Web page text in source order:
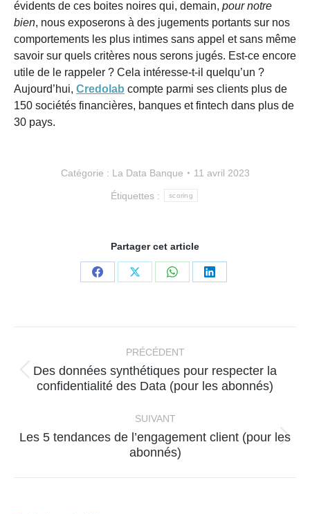
évidents de ces boites noires qui, demain, pour notre
bien, nous exposerons à des jugements portants sur nos
comportements les plus intimes sans appel et sans même
savoir sur quels critères nous serons jugés. Est-ce encore
utile de le rappeler ? Cela intéresse-t-il quelqu’un ?
Aujourd’hui, Credolab compte parmi ses clients plus de
150 sociétés financières, banques et fintech dans plus de
30 pays.
Catégorie : La Data Banque 11 avril 2023
Étiquettes : scoring
Partager cet article
PartagerPartagerPartagerPartager
PRÉCÉDENT
Article
précédent
Des données synthétiques pour respecter la
confidentialité des Data (pour les abonnés)
SUIVANT
Article
suivant
Les 5 tendances de l’engagement client (pour les
abonnés)